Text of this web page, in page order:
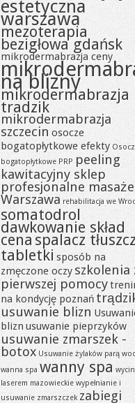
estetyczna
warszawa
mezoterapia
bezigłowa gdańsk
mikrodermabrazja ceny
na blizny
mikrodermabrazja
tradzik
mikrodermabrazja
szczecin osocze
bogatopłytkowe efekty
bogatopłytkowe PRP peeling
kawitacyjny sklep
profesjonalne masaże
Warszawa rehabilitacja we
somatodrol
dawkowanie skład
cena spalacz
tabletki sposób na
zmęczone oczy szkolenia
pierwszej pomocy
na kondycję poznań
usuwanie blizn
blizn usuwanie pieprzyków
usuwanie zmarszek -
botox Usuwanie żylaków parą
wanna spa wanny spa
laserem mazowieckie wypełnianie i
usuwanie zmarszczek zabiegi